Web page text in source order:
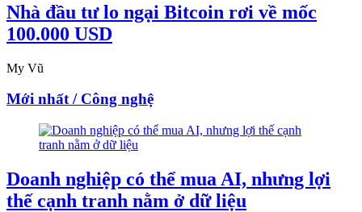
Nhà đầu tư lo ngại Bitcoin rơi về mốc
100.000 USD
My Vũ
Mới nhất / Công nghệ
Doanh nghiệp có thể mua AI, nhưng lợi
thế cạnh tranh nằm ở dữ liệu